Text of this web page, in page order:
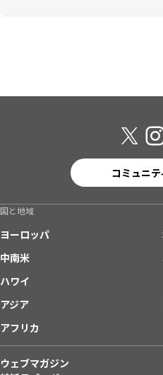
コミュニ
国と地域
ヨーロッパ
中南米
ハワイ
アジア
アフリカ
ウェブマガジン